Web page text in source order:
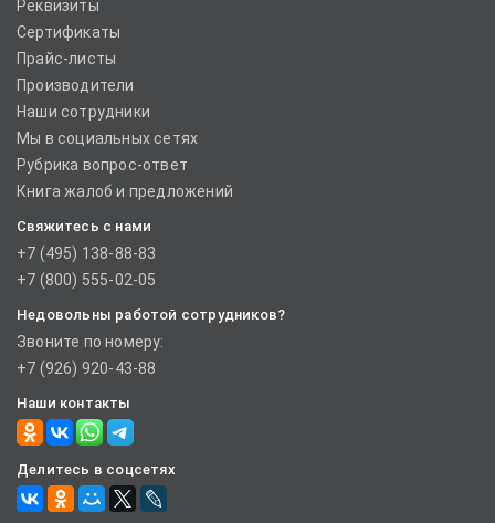
Реквизиты
Сертификаты
Прайс-листы
Производители
Наши сотрудники
Мы в социальных сетях
Рубрика вопрос-ответ
Книга жалоб и предложений
Свяжитесь с нами
+7 (495) 138-88-83
+7 (800) 555-02-05
Недовольны работой сотрудников?
Звоните по номеру:
+7 (926) 920-43-88
Наши контакты
Делитесь в соцсетях